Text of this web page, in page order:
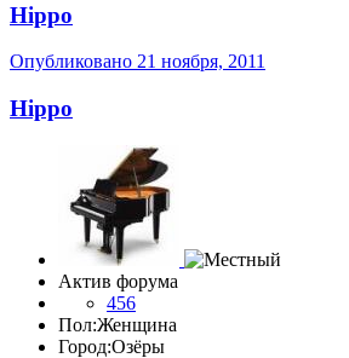
Hippo
Опубликовано 21 ноября, 2011
Hippo
Актив форума
456
Пол:Женщина
Город:Озёры